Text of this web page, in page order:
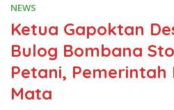
NEWS
Ketua Gapoktan
Bulog Bombana
Petani, Pemerintah
Mata